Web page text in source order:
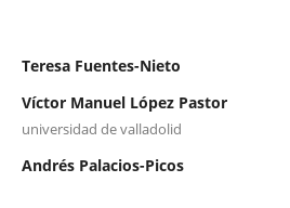
Teresa Fuentes-Nieto
Víctor Manuel López Pastor
universidad de valladolid
Andrés Palacios-Picos